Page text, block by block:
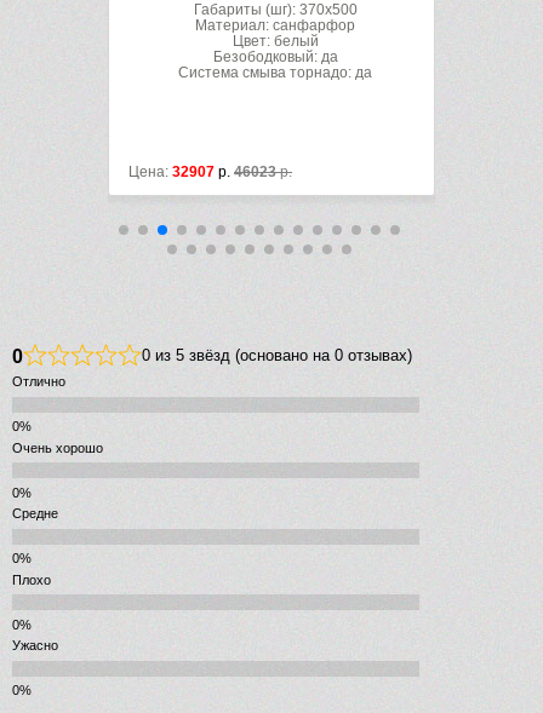
Габариты (шг): 370x500
Материал: санфарфор
Цвет: белый
Безободковый: да
Система смыва торнадо: да
Цена: 32907 р. 46023р.
0 0 из 5 звёзд (основано на 0 отзывах)
Отлично
Очень хорошо
Средне
Плохо
Ужасно